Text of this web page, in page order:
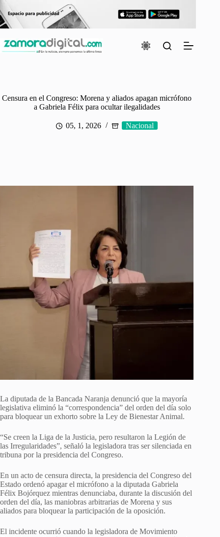
al
contenido
Censura en el Congreso: Morena y aliados apagan micrófono
a Gabriela Félix para ocultar ilegalidades
05, 1, 2026 Nacional
La diputada de la Bancada Naranja denunció que la mayoría
legislativa eliminó la “correspondencia” del orden del día solo
para bloquear un exhorto sobre la Ley de Bienestar Animal.
“Se creen la Liga de la Justicia, pero resultaron la Legión de
las Irregularidades”, señaló la legisladora tras ser silenciada en
tribuna por la presidencia del Congreso.
En un acto de censura directa, la presidencia del Congreso del
Estado ordenó apagar el micrófono a la diputada Gabriela
Félix Bojórquez mientras denunciaba, durante la discusión del
orden del día, las maniobras arbitrarias de Morena y sus
aliados para bloquear la participación de la oposición.
El incidente ocurrió cuando la legisladora de Movimiento